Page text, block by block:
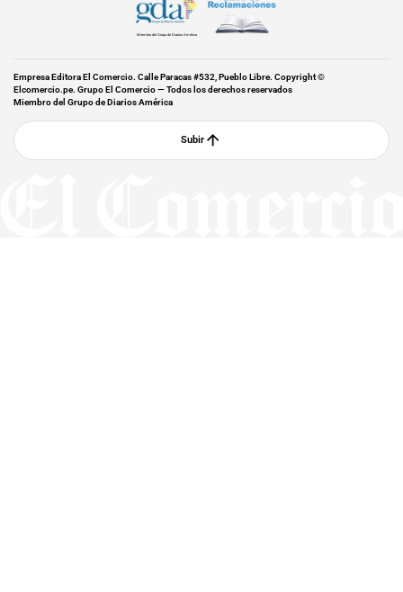
Miembro del Grupo de Diarios América
Empresa Editora El Comercio. Calle Paracas #532, Pueblo Libre. Copyright ©
Elcomercio.pe. Grupo El Comercio — Todos los derechos reservados
Miembro del Grupo de Diarios América
Subir